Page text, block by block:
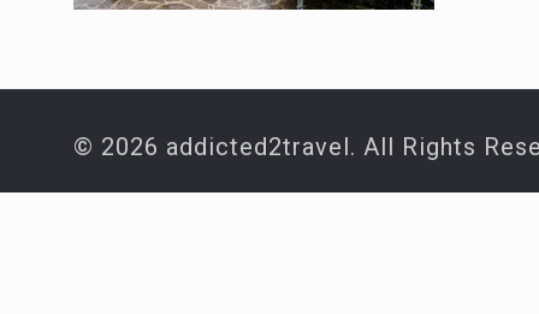
© 2026 addicted2travel. All Rights